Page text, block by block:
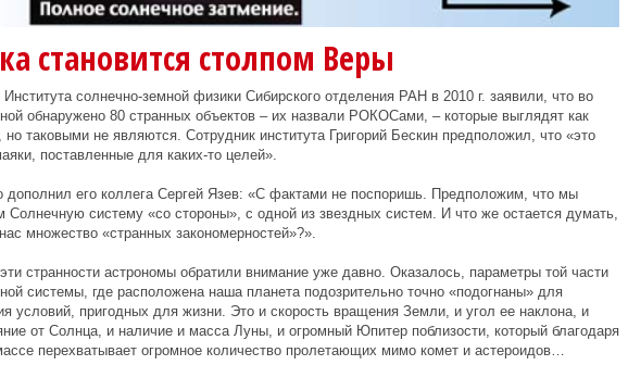
становится столпом Веры
солнечно-земной физики Сибирского отделения РАН в 2010 г. заявили, что во
обнаружено 80 странных объектов – их назвали РОКОСами, – которые выглядят как
но таковыми не являются. Сотрудник института Григорий Бескин предположил, что «это
поставленные для каких-то целей».
дополнил его коллега Сергей Язев: «C фактами не поспоришь. Предположим, что мы
Солнечную систему «со стороны», с одной из звездных систем. И что же остается думать,
множество «странных закономерностей»?».
странности астрономы обратили внимание уже давно. Оказалось, параметры той части
системы, где расположена наша планета подозрительно точно «подогнаны» для
условий, пригодных для жизни. Это и скорость вращения Земли, и угол ее наклона, и
от Солнца, и наличие и масса Луны, и огромный Юпитер поблизости, который благодаря
перехватывает огромное количество пролетающих мимо комет и астероидов…